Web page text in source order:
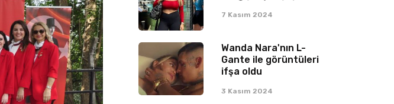
7 Kasım 2024
Wanda Nara'nın L-
Gante ile görüntüleri
ifşa oldu
3 Kasım 2024